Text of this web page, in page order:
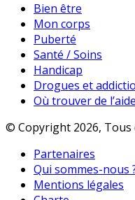
Bien être
Mon corps
Puberté
Santé / Soins
Handicap
Drogues et
Où trouver de l’aide
© Copyright 2026,
Partenaires
Qui sommes-nous
Mentions légales